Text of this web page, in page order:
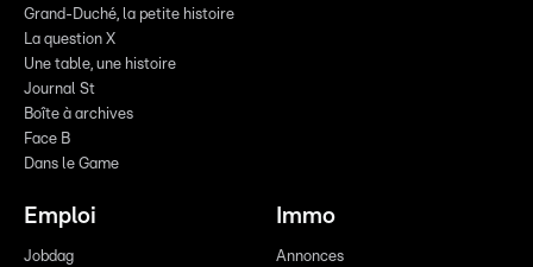
Grand-Duché, la petite histoire
La question X
Une table, une histoire
Journal St
Boîte à archives
Face B
Dans le Game
Emploi
Jobdag
Immo
Annonces